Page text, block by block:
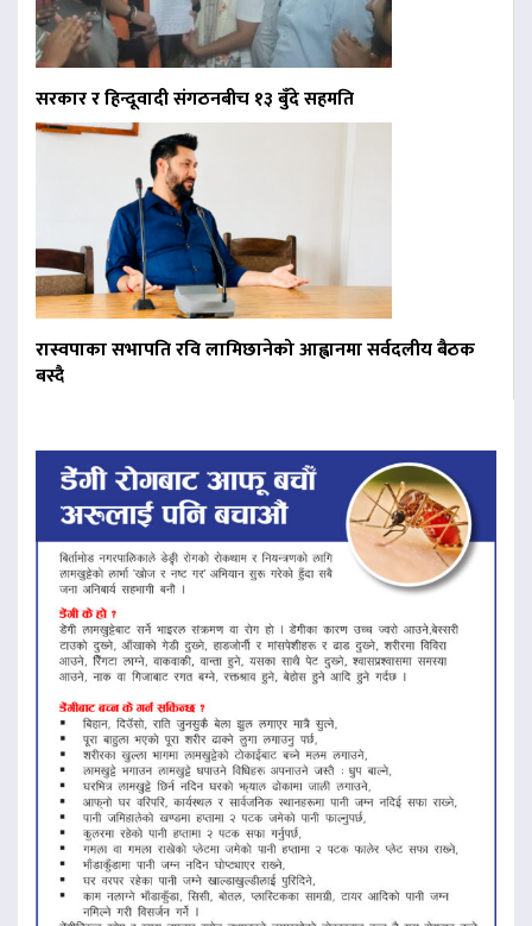
सरकार र हिन्दूवादी संगठनबीच १३ बुँदे सहमति
रास्वपाका सभापति रवि लामिछानेको आह्वानमा सर्वदलीय बैठक
बस्दै